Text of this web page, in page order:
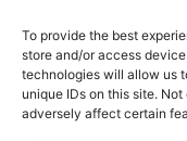
To provide the best
store and/or access
technologies will allow us
unique IDs on this site.
adversely affect certain
KONTAKT